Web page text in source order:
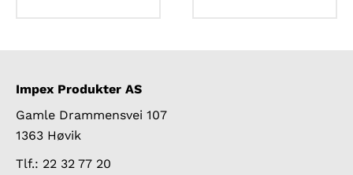
Impex Produkter AS
Gamle Drammensvei 107
1363 Høvik
Tlf.: 22 32 77 20